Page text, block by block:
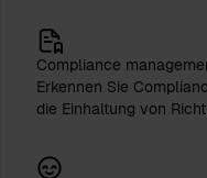
Compliance
Erkennen Sie
die Einhaltung von